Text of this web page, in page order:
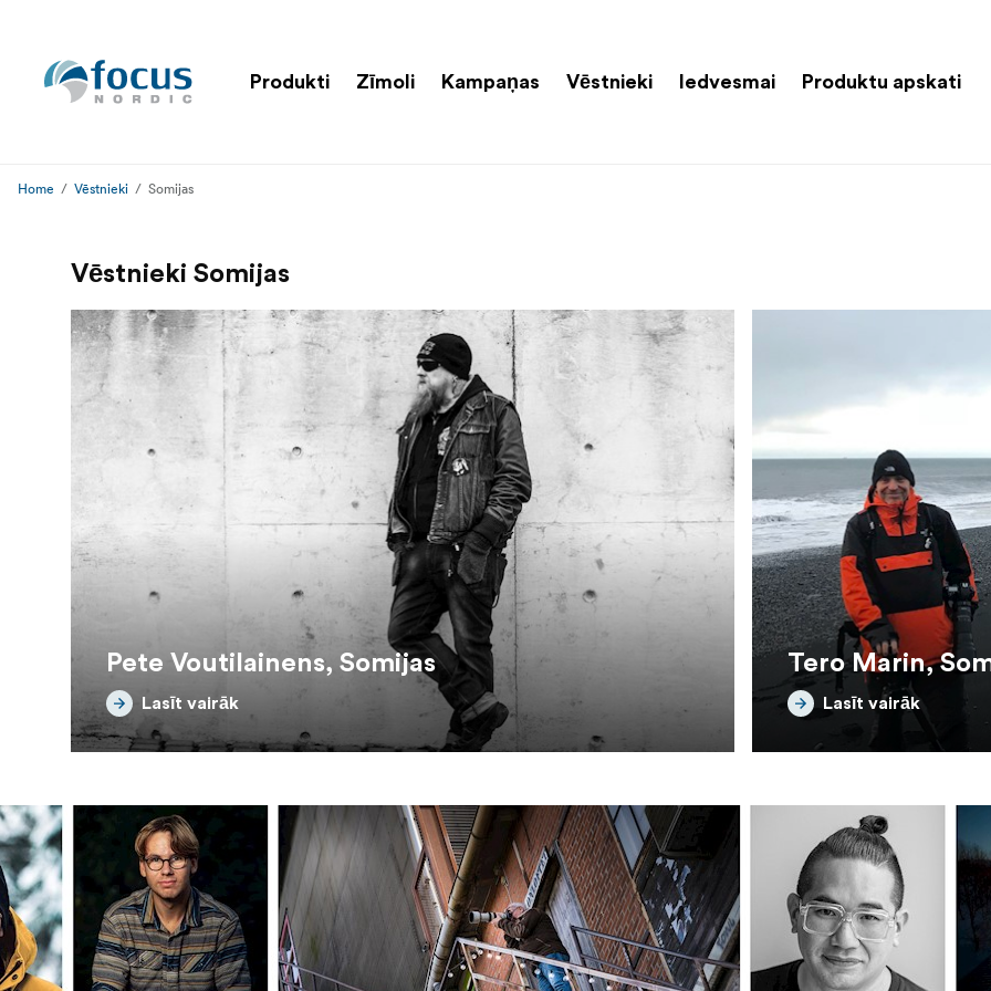
Produkti Zīmoli Kampaņas Vēstnieki Iedvesmai Produktu apskati
Home Vēstnieki Somijas
Vēstnieki Somijas
Pete Voutilainens, Somijas
Lasīt vairāk
Tero Marin,
Lasīt vairāk